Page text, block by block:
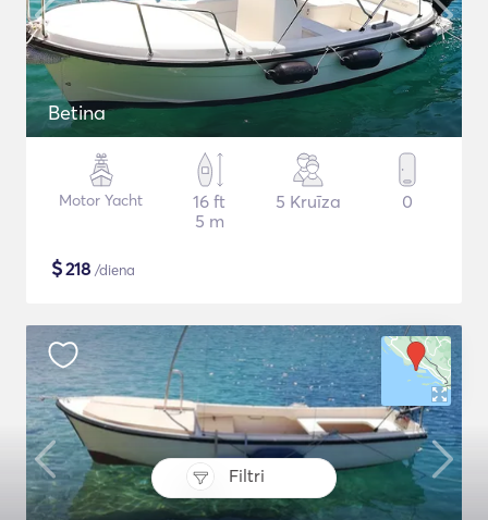
Filtri
Betina
Motor Yacht
16 ft
5 m
5 Kruīza 0
$218 /diena